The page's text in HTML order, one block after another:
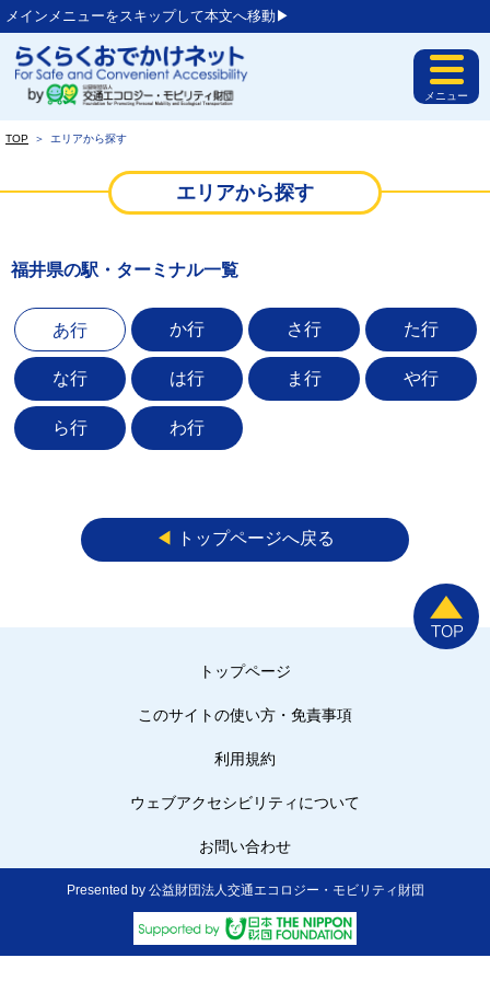
メインメニューをスキップして本文へ移動▶︎
メニュー
TOP ＞ エリアから探す
エリアから探す
福井県の駅・ターミナル一覧
あ行 か行 さ行 た行
な行 は行 ま行 や行
ら行 わ行
◀︎ トップページへ戻る
トップページ
このサイトの使い方・免責事項
利用規約
ウェブアクセシビリティについて
お問い合わせ
Presented by 公益財団法人交通エコロジー・モビリティ財団